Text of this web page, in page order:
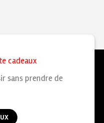
cadeaux
sans prendre de